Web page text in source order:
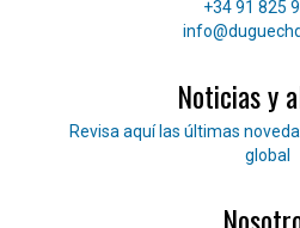
Teléfono
+34 91 825
Correo
Noticias y
Lee nuestras noticias
Revisa aquí las últimas
global